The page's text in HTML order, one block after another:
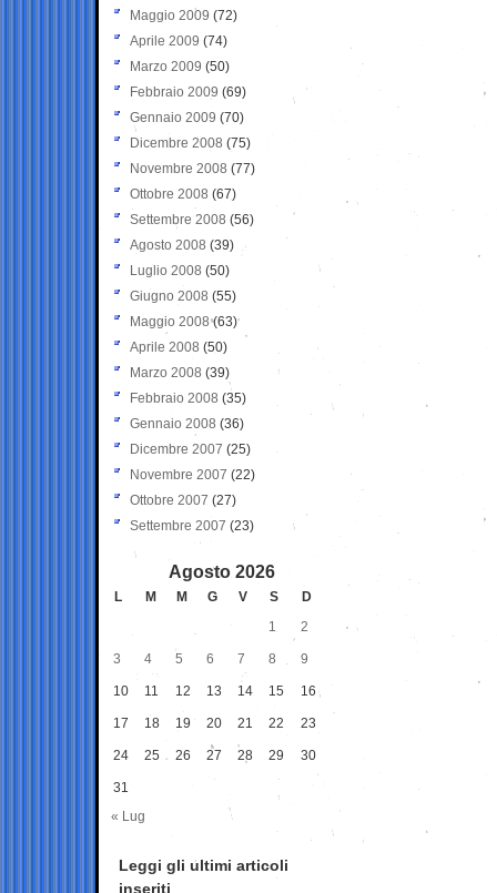
Maggio 2009 (72)
Aprile 2009 (74)
Marzo 2009 (50)
Febbraio 2009 (69)
Gennaio 2009 (70)
Dicembre 2008 (75)
Novembre 2008 (77)
Ottobre 2008 (67)
Settembre 2008 (56)
Agosto 2008 (39)
Luglio 2008 (50)
Giugno 2008 (55)
Maggio 2008(63)
Aprile 2008 (50)
Marzo 2008 (39)
Febbraio 2008 (35)
Gennaio 2008 (36)
Dicembre 2007 (25)
Novembre 2007 (22)
Ottobre 2007 (27)
Settembre 2007 (23)
Agosto 2026
L M M G V S
D
1
2
3 4 5 6 7 8 9
10 11 12 13 14 15 16
17 18 19 20 21 22 23
24 25 26 27 28 29 30
31
« Lug
Leggi gli ultimi articoli
inseriti